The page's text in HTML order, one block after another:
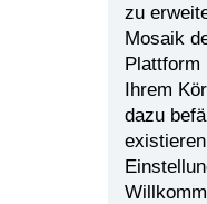
zu
Mosaik
Plattform
Ihrem
dazu